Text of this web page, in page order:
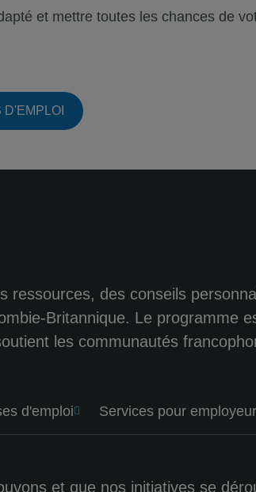
et mettre toutes les chances de
des conseils
Britannique. Le programme
les communautés
d'emploi Services pour
et que nos initiatives se